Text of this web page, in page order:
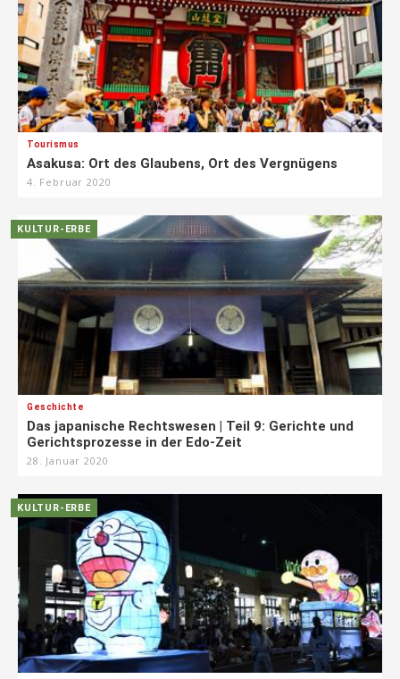
Tourismus
Asakusa: Ort des Glaubens, Ort des Vergnügens
4. Februar 2020
KULTUR-ERBE
Geschichte
Das japanische Rechtswesen | Teil 9: Gerichte und
Gerichtsprozesse in der Edo-Zeit
28. Januar 2020
KULTUR-ERBE